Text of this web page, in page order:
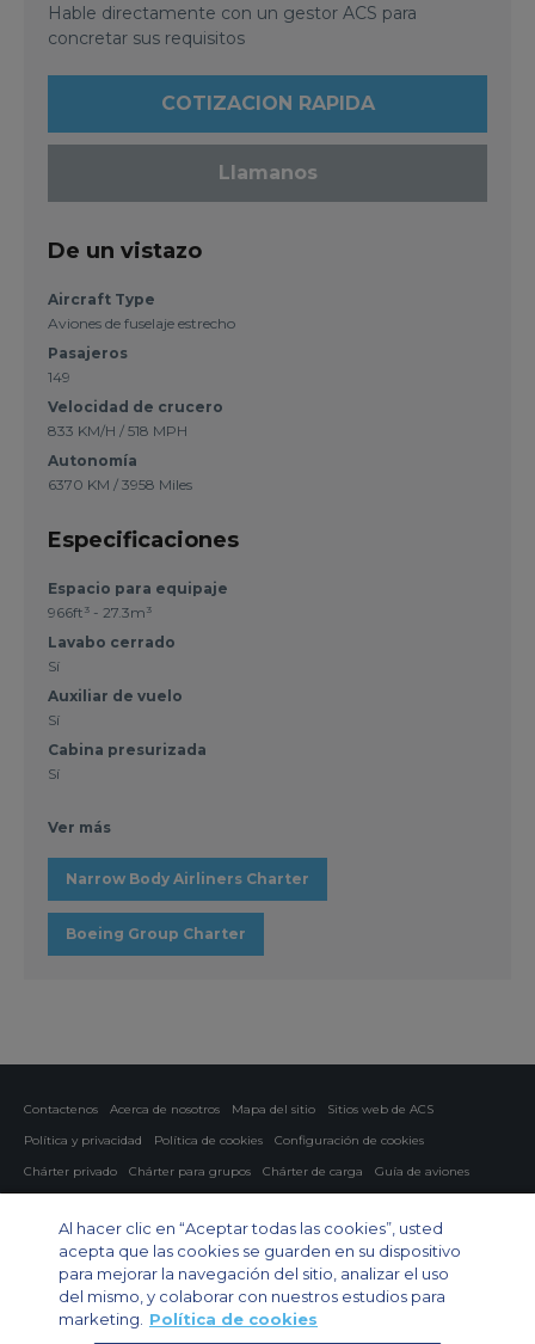
Hable directamente con un gestor ACS para
concretar sus requisitos
COTIZACION RAPIDA
Llamanos
De un vistazo
Aircraft Type
Aviones de fuselaje estrecho
Pasajeros
149
Velocidad de crucero
833 KM/H / 518 MPH
Autonomía
6370 KM / 3958 Miles
Especificaciones
Espacio para equipaje
966ft³ - 27.3m³
Lavabo cerrado
Sí
Auxiliar de vuelo
Sí
Cabina presurizada
Sí
Ver más
Narrow Body Airliners Charter
Boeing Group Charter
Contactenos Acerca de nosotros Mapa del sitio
Sitios web de ACS
Política y privacidad
Política de cookies
Configuración de cookies
Chárter privado
Chárter para grupos Chárter de carga Guía de aviones
Private Charter App
Al hacer clic en “Aceptar todas las cookies”, usted
acepta que las cookies se guarden en su dispositivo
para mejorar la navegación del sitio, analizar el uso
del mismo, y colaborar con nuestros estudios para
marketing.
Política de cookies